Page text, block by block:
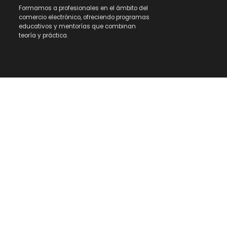
Formamos a profesionales en el ámbito del
comercio electrónico, ofreciendo programas
educativos y mentorías que combinan
teoría y práctica.